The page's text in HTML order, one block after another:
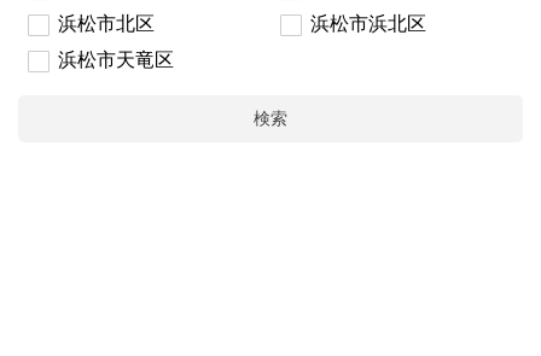
浜松市北区
浜松市浜北区
浜松市天竜区
検索